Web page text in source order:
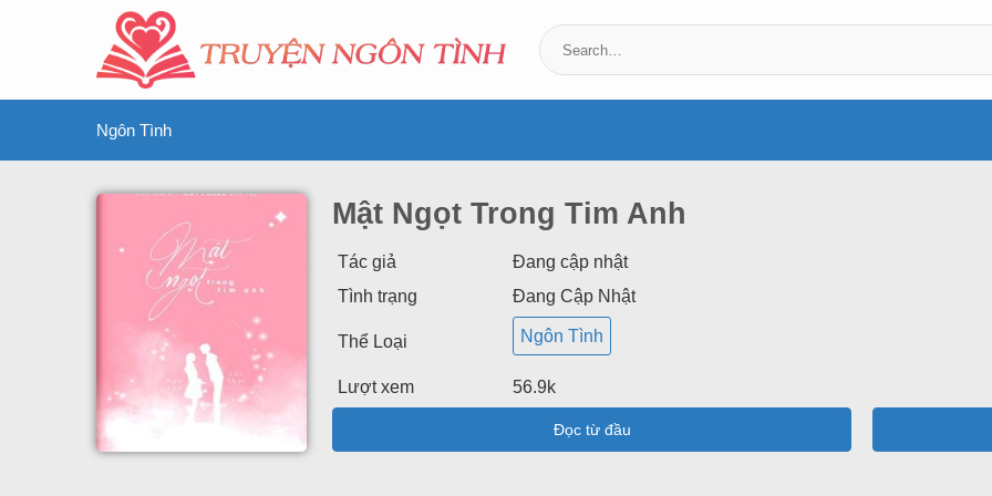
Ngôn Tình
Mật Ngọt Trong Tim Anh
Tác giả
Đang cập nhật
Tình trạng
Đang Cập Nhật
Thể Loại Ngôn Tình
Lượt xem 56.9k
Đọc từ đầu